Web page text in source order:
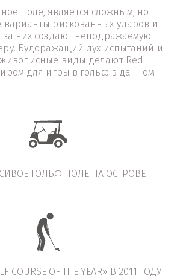
поле, является сложным, но
рискованных ударов и
за них создают неподражаемую
Будоражащий дух испытаний и
виды делают Red
для игры в гольф в данном
ГОЛЬФ ПОЛЕ НА ОСТРОВЕ
COURSE OF THE YEAR» В 2011 ГОДУ